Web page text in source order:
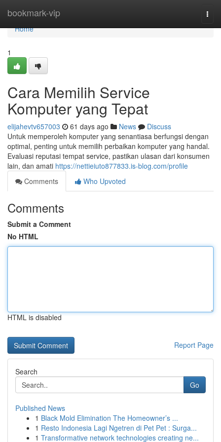
bookmark-vip
Home
Home
1
Cara Memilih Service
Komputer yang Tepat
elijahevtv657003 61 days ago News
Discuss
Untuk memperoleh komputer yang senantiasa berfungsi dengan
optimal, penting untuk memilih perbaikan komputer yang handal.
Evaluasi reputasi tempat service, pastikan ulasan dari konsumen
lain, dan amati https://nettieiuto877833.is-blog.com/profile
Comments
Who Upvoted
Comments
Submit a Comment
No HTML
HTML is disabled
Report Page
Search
Go
Published News
1 Black Mold Elimination The Homeowner’s ...
1 Resto Indonesia Lagi Ngetren di Pet Pet : Surga...
1 Transformative network technologies creating ne...